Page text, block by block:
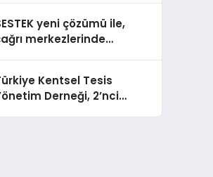
yeni çözümü ile,
merkezlerinde
4 kat artırıyor
Kentsel Tesis
Derneği, 2’nci